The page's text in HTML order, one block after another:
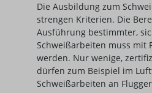
Die Ausbildung zum
strengen Kriterien. Die
Ausführung bestimmter,
Schweißarbeiten muss mit
werden. Nur wenige,
dürfen zum Beispiel im
Schweißarbeiten an